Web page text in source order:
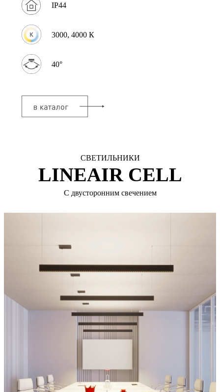
IP44
3000, 4000 К
40°
СВЕТИЛЬНИКИ
LINEAIR CELL
С двусторонним свечением